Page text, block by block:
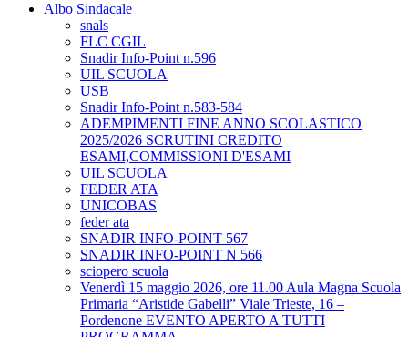
Albo Sindacale
snals
FLC CGIL
Snadir Info-Point n.596
UIL SCUOLA
USB
Snadir Info-Point n.583-584
ADEMPIMENTI FINE ANNO SCOLASTICO
2025/2026 SCRUTINI CREDITO
ESAMI,COMMISSIONI D'ESAMI
UIL SCUOLA
FEDER ATA
UNICOBAS
feder ata
SNADIR INFO-POINT 567
SNADIR INFO-POINT N 566
sciopero scuola
Venerdì 15 maggio 2026, ore 11.00 Aula Magna Scuola
Primaria “Aristide Gabelli” Viale Trieste, 16 –
Pordenone EVENTO APERTO A TUTTI